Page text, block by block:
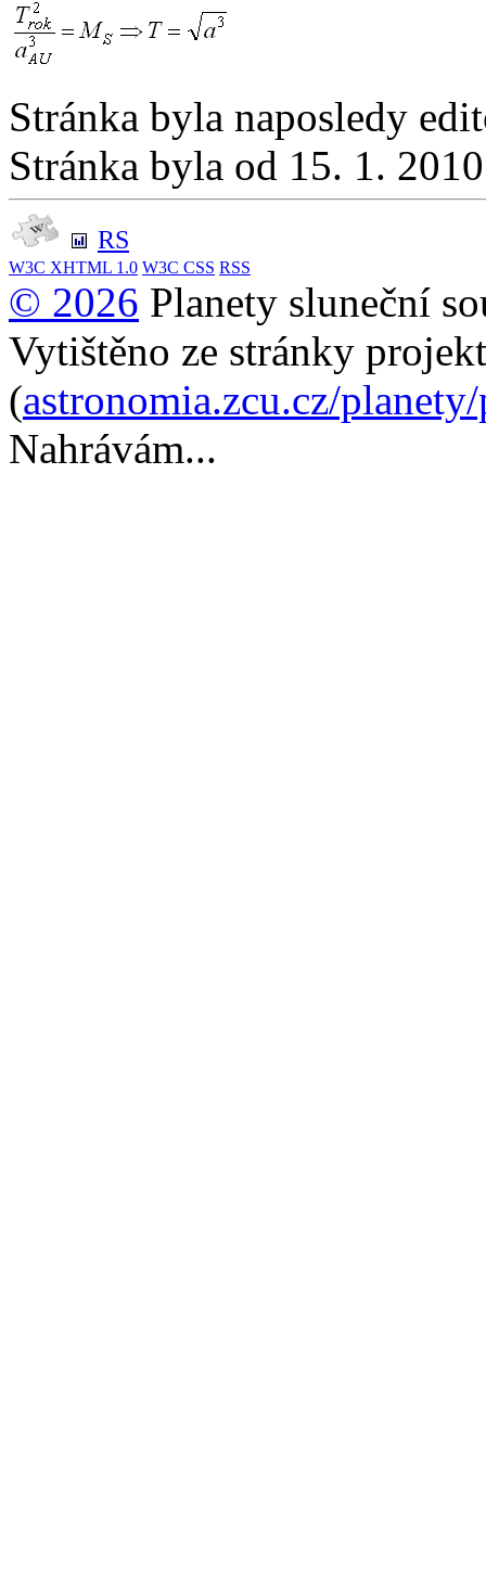
Stránka byla naposledy
Stránka byla od 15. 1.
RS
W3C XHTML 1.0 W3C CSS RSS
© 2026 Planety sluneční
Vytištěno ze stránky
(astronomia.zcu.cz/
Nahrávám...